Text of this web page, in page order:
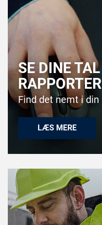
SE DINE
RAPPORTER
Find det nemt i
LÆS MERE